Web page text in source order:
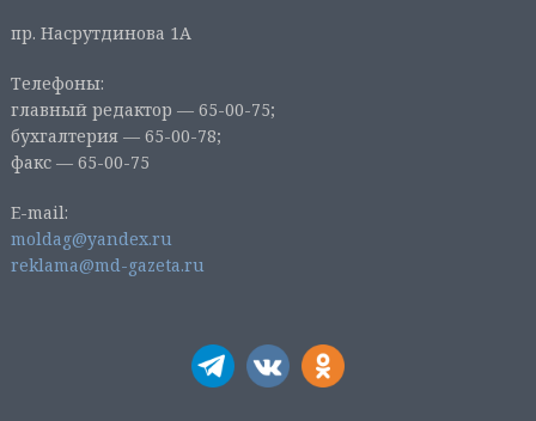
пр. Насрутдинова 1А
Телефоны:
главный редактор — 65-00-75;
бухгалтерия — 65-00-78;
факс — 65-00-75
E-mail:
moldag@yandex.ru
reklama@md-gazeta.ru